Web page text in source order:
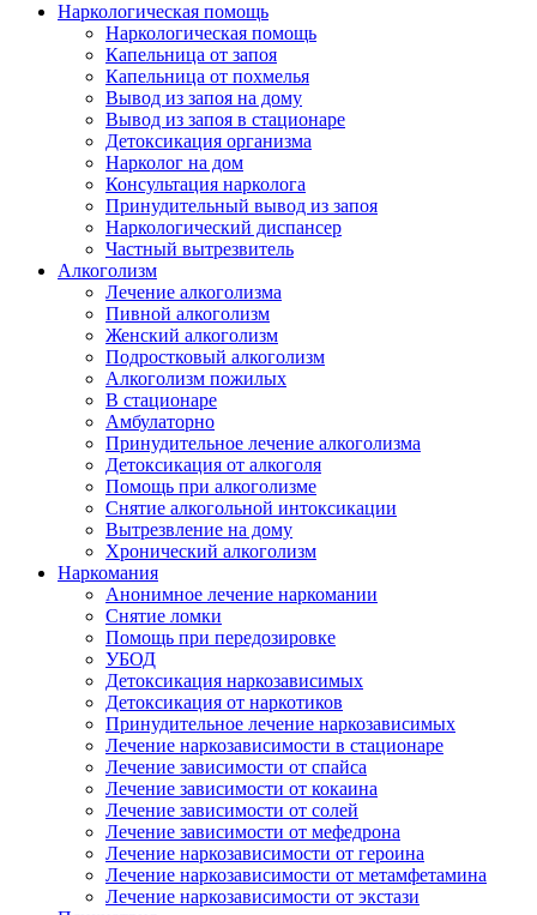
Наркологическая помощь
Наркологическая помощь
Капельница от запоя
Капельница от похмелья
Вывод из запоя на дому
Вывод из запоя в стационаре
Детоксикация организма
Нарколог на дом
Консультация нарколога
Принудительный вывод из запоя
Наркологический диспансер
Частный вытрезвитель
Алкоголизм
Лечение алкоголизма
Пивной алкоголизм
Женский алкоголизм
Подростковый алкоголизм
Алкоголизм пожилых
В стационаре
Амбулаторно
Принудительное лечение алкоголизма
Детоксикация от алкоголя
Помощь при алкоголизме
Снятие алкогольной интоксикации
Вытрезвление на дому
Хронический алкоголизм
Наркомания
Анонимное лечение наркомании
Снятие ломки
Помощь при передозировке
УБОД
Детоксикация наркозависимых
Детоксикация от наркотиков
Принудительное лечение наркозависимых
Лечение наркозависимости в стационаре
Лечение зависимости от спайса
Лечение зависимости от кокаина
Лечение зависимости от солей
Лечение зависимости от мефедрона
Лечение наркозависимости от героина
Лечение наркозависимости от метамфетамина
Лечение наркозависимости от экстази